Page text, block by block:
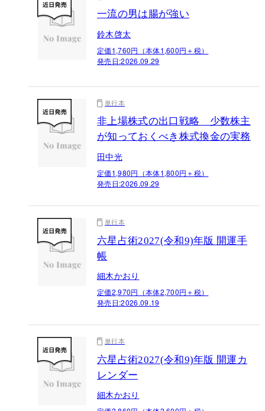
一流の男は腸が強い
鈴木啓太
定価1,760円（本体1,600円＋税）
発売日:2026.09.29
単行本
非上場株式の出口戦略 少数株主
が知っておくべき株式換金の実務
田中光
定価1,980円（本体1,800円＋税）
発売日:2026.09.29
単行本
六星占術2027(令和9)年版 開運手
帳
細木かおり
定価2,970円（本体2,700円＋税）
発売日:2026.09.19
単行本
六星占術2027(令和9)年版 開運カ
レンダー
細木かおり